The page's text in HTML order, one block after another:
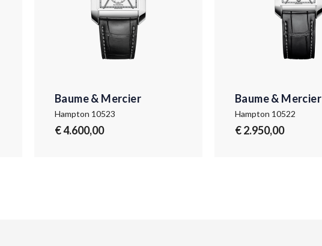
Baume & Mercier
Hampton 10523
€ 4.600,00
Baume & Mercier
Hampton 10522
€ 2.950,00